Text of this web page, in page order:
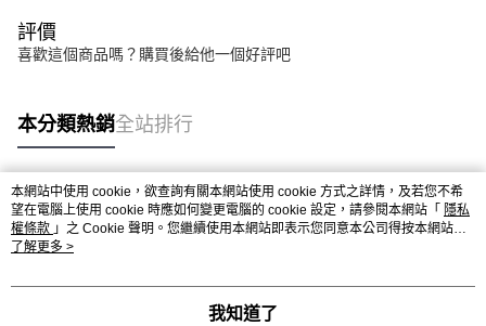
評價
喜歡這個商品嗎？購買後給他一個好評吧
本分類熱銷全站排行
熱門標籤
本網站中使用 cookie，欲查詢有關本網站使用 cookie 方式之詳情，及若您不希
望在電腦上使用 cookie 時應如何變更電腦的 cookie 設定，請參閱本網站「 隱私
權條款 」之 Cookie 聲明。您繼續使用本網站即表示您同意本公司得按本網站使
用條款之 Cookie 聲明使用 cookie。
了解更多 >
我知道了